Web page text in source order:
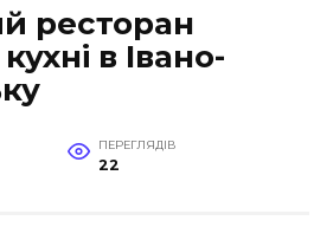
ресторан
в Івано-
ПЕРЕГЛЯДІВ
22